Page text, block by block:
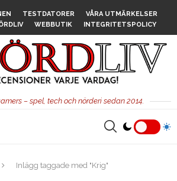
TESTDATORER
VÅRA UTMÄRKELSER
WEBBUTIK INTEGRITETSPOLICY
– spel, tech och nörderi sedan 2014.
Inlägg taggade med "Krig"